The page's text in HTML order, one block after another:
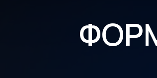
2 дня